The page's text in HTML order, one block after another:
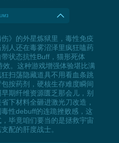
》的外星炼狱里，毒性免疫
人还在毒雾沼泽里疯狂嗑药
状态抗性Buff，猫形死体
。这种游戏增强体验堪比满
扫荡隐藏道具不用看血条跳
按药剂，硬核生存难度瞬间
期纤维资源匮乏那会儿，别
下材料全砸进激光刀改造，
性debuff的连跪挫败感，这
毕竟咱们要当的是拯救宇宙
配的肝度战士。